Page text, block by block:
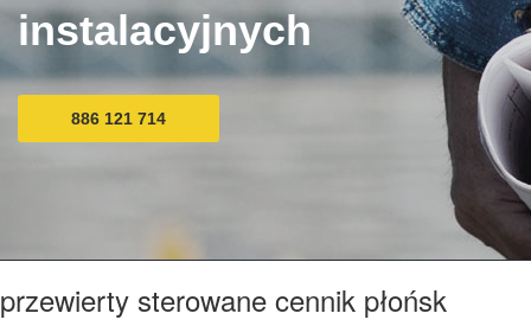
instalacyjnych
886 121 714
przewierty sterowane cennik płońsk